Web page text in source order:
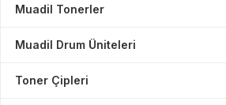
Muadil Tonerler
Muadil Drum Üniteleri
Toner Çipleri